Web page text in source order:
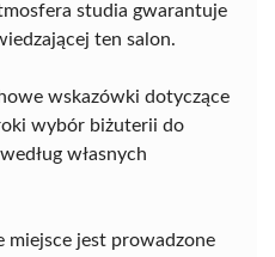
studia gwarantuje
ten salon.
wskazówki dotyczące
wybór biżuterii do
własnych
jest prowadzone